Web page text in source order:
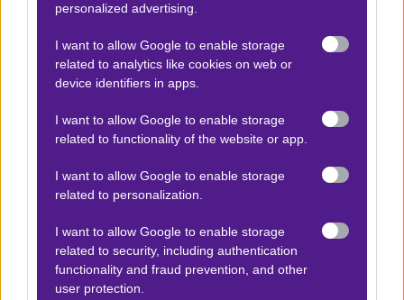
personalized advertising.
I want to allow Google to enable storage
related to analytics like cookies on web or
device identifiers in apps.
I want to allow Google to enable storage
related to functionality of the website or app.
I want to allow Google to enable storage
related to personalization.
I want to allow Google to enable storage
related to security, including authentication
functionality and fraud prevention, and other
user protection.
πολλή δυσκολία στην επίθεση, αλλά και πολλή
δυνατή άμυνα.
Ποιος επικρατεί εδώ;
«τόσα γκολ έβαλε μέχρι τώρα, ένα δεν θα το βρει κι
Ενώ η αντίπαλος δεν βάζει γκολ ούτε με αίτηση».
Δεν είναι ακριβώς έτσι. Τουλάχιστον έτσι θέλω να
πιστεύω. Το +0,25 ασιατικό της Police XI στο
Fonbet(συνδυαστικό 1,57 το Χ2 και 2,35 το Dnb της)
έχει νόημα να παιχτεί.
Βγήκε το νέο επεισόδιο